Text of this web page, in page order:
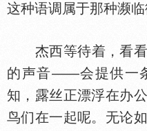
这种语调属于那种濒临
杰西等待着，看看
的声音——会提供一
知，露丝正漂浮在办
鸟们在一起呢。无论